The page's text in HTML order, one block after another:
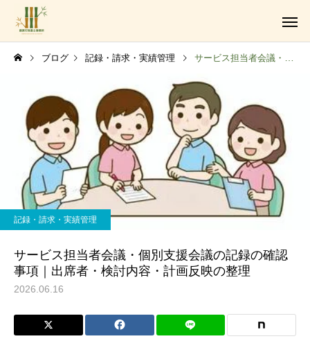
障がい福祉サービス事業
ブログ 記録・請求・実績管理 サービス担当者会議・個別支援会議の記録の確認事項｜出席者・検討内容・計画反映の整理
記録・請求・実績管理
サービス担当者会議・個別支援会議の記録の確認
事項｜出席者・検討内容・計画反映の整理
2026.06.16